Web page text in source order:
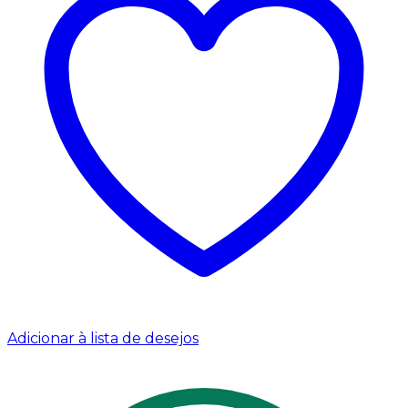
Adicionar à lista de desejos